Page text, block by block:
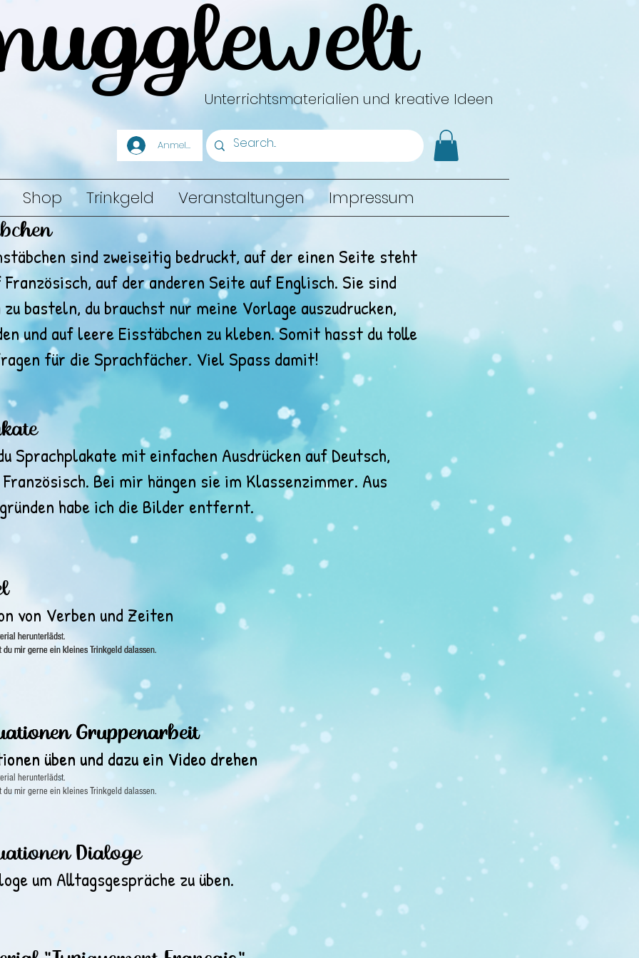
Unterrichtsmaterialien und kreative Ideen
Anmelden
Shop Trinkgeld Veranstaltungen Impressum
sind zweiseitig bedruckt, auf der einen Seite steht
Französisch, auf der anderen Seite auf Englisch. Sie sind
basteln, du brauchst nur meine Vorlage auszudrucken,
und auf leere Eisstäbchen zu kleben. Somit hasst du tolle
für die Sprachfächer. Viel Spass damit!
Sprachplakate mit einfachen Ausdrücken auf Deutsch,
Bei mir hängen sie im Klassenzimmer. Aus
habe ich die Bilder entfernt.
von Verben und Zeiten
herunterlädst.
mir gerne ein kleines Trinkgeld dalassen.
herunterlädst.
mir gerne ein kleines Trinkgeld dalassen.
herunterlädst.
mir gerne ein kleines Trinkgeld dalassen.
Gruppenarbeit
üben und dazu ein Video drehen
Gruppenarbeit
üben und dazu ein Video drehen
herunterlädst.
mir gerne ein kleines Trinkgeld dalassen.
Dialoge
um Alltagsgespräche zu üben.